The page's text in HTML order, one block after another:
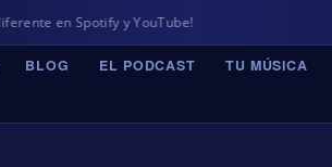
y YouTube!
BLOG EL PODCAST TU MÚSICA